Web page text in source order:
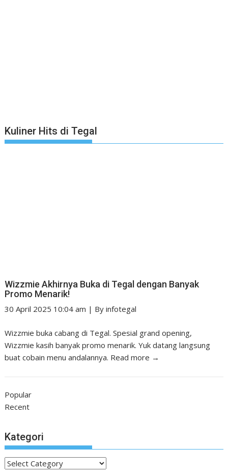
Kuliner Hits di Tegal
Wizzmie Akhirnya Buka di Tegal dengan Banyak
Promo Menarik!
30 April 2025 10:04 am | Byinfotegal
Wizzmie buka cabang di Tegal. Spesial grand opening,
Wizzmie kasih banyak promo menarik. Yuk datang langsung
buat cobain menu andalannya. Read more →
Popular
Recent
Kategori
Kategori